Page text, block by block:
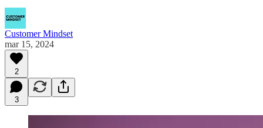
Customer Mindset
mar 15, 2024
2
3